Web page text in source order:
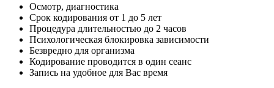
Осмотр, диагностика
Срок кодирования от 1 до 5 лет
Процедура длительностью до 2 часов
Психологическая блокировка зависимости
Безвредно для организма
Кодирование проводится в один сеанс
Запись на удобное для Вас время